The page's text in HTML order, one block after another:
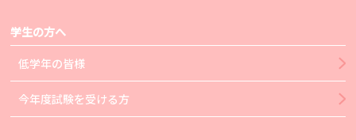
学生の方へ
低学年の皆様
今年度試験を受ける方